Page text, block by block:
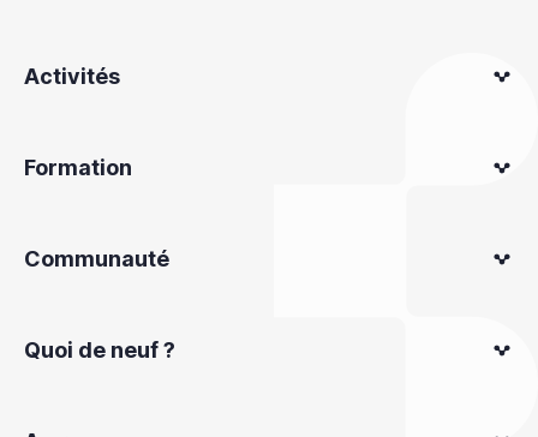
Activités
Formation
Communauté
Quoi de neuf ?